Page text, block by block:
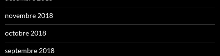
novembre 2018
octobre 2018
septembre 2018